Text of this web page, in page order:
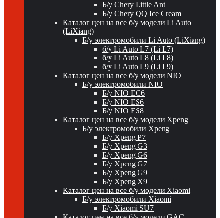
Б/у Chery Little Ant
Б/у Chery QQ Ice Cream
Каталог цен на все б/у модели Li Auto
(LiXiang)
Б/у электромобили Li Auto (LiXiang)
б/у Li Auto L7 (Li L7)
б/у Li Auto L8 (Li L8)
б/у Li Auto L9 (Li L9)
Каталог цен на все б/у модели NIO
Б/у электромобили NIO
Б/у NIO EC6
Б/у NIO ES6
Б/у NIO ES8
Каталог цен на все б/у модели Xpeng
Б/у электромобили Xpeng
Б/у Xpeng P7
Б/у Xpeng G3
Б/у Xpeng G6
Б/у Xpeng G7
Б/у Xpeng G9
Б/у Xpeng X9
Каталог цен на все б/у модели Xiaomi
Б/у электромобили Xiaomi
Б/у Xiaomi SU7